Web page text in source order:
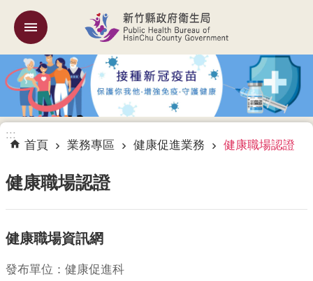
跳到主要內容區塊
機
關
簡
介
訊
公
告
務
區
:::
:::
首頁 業務專區 健康促進業務 健康職場認證
健康職場認證
健康職場資訊網
發布單位：健康促進科